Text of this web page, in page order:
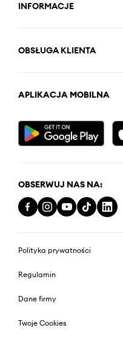
INFORMACJE
OBSŁUGA KLIENTA
APLIKACJA MOBILNA
OBSERWUJ NAS NA:
Polityka prywatności
Regulamin
Dane firmy
Twoje Cookies